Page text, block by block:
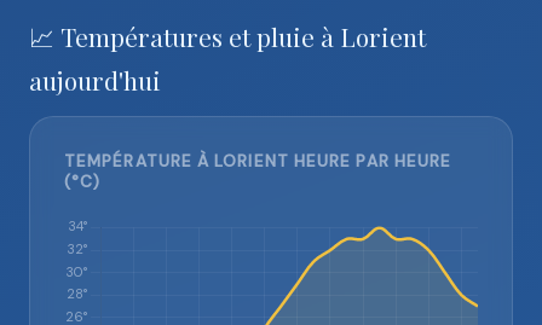
📈 Températures et pluie à Lorient
aujourd'hui
TEMPÉRATURE À LORIENT HEURE PAR HEURE
(°C)